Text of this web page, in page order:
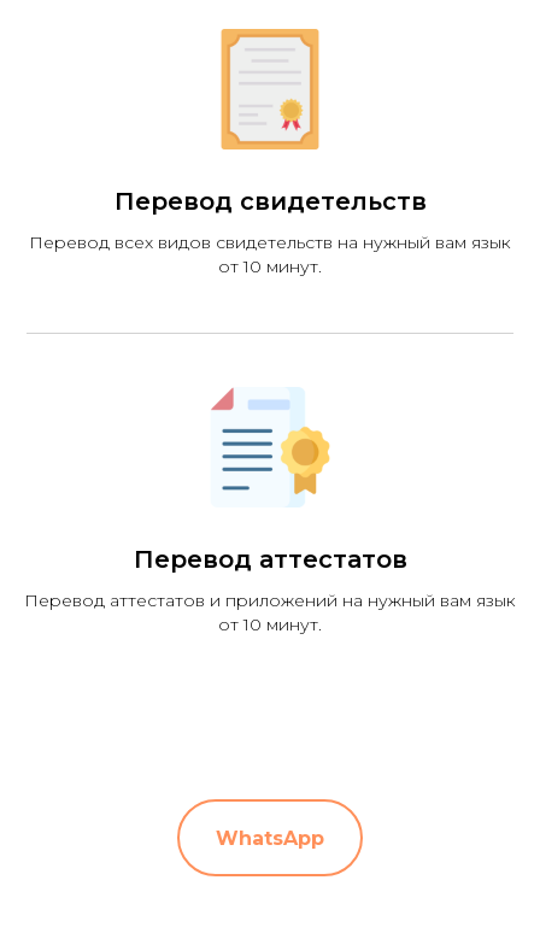
Перевод свидетельств
Перевод всех видов свидетельств на нужный вам язык
от 10 минут.
Перевод аттестатов
Перевод аттестатов и приложений на нужный вам язык
от 10 минут.
WhatsApp